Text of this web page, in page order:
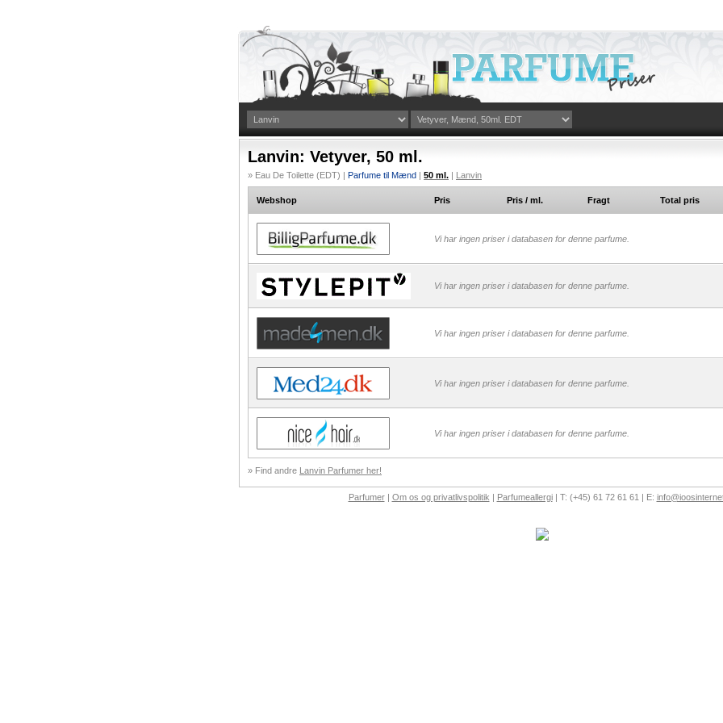
Lanvin: Vetyver, 50 ml.
» Eau De Toilette (EDT) | Parfume til Mænd | 50 ml. | Lanvin
Webshop Pris Pris / ml. Fragt Total pris
Vi har ingen priser i databasen for denne parfume.
Vi har ingen priser i databasen for denne parfume.
Vi har ingen priser i databasen for denne parfume.
Vi har ingen priser i databasen for denne parfume.
Vi har ingen priser i databasen for denne parfume.
» Find andre Lanvin Parfumer her!
Parfumer| Om os og privatlivspolitik | Parfumeallergi| T: (+45) 61 72 61 61 | E: